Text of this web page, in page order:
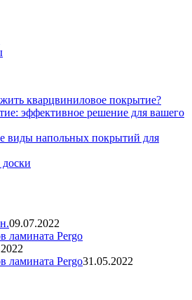
кварцвиниловое покрытие?
эффективное решение для вашего
виды напольных покрытий для
09.07.2022
ламината Pergo
ламината Pergo31.05.2022